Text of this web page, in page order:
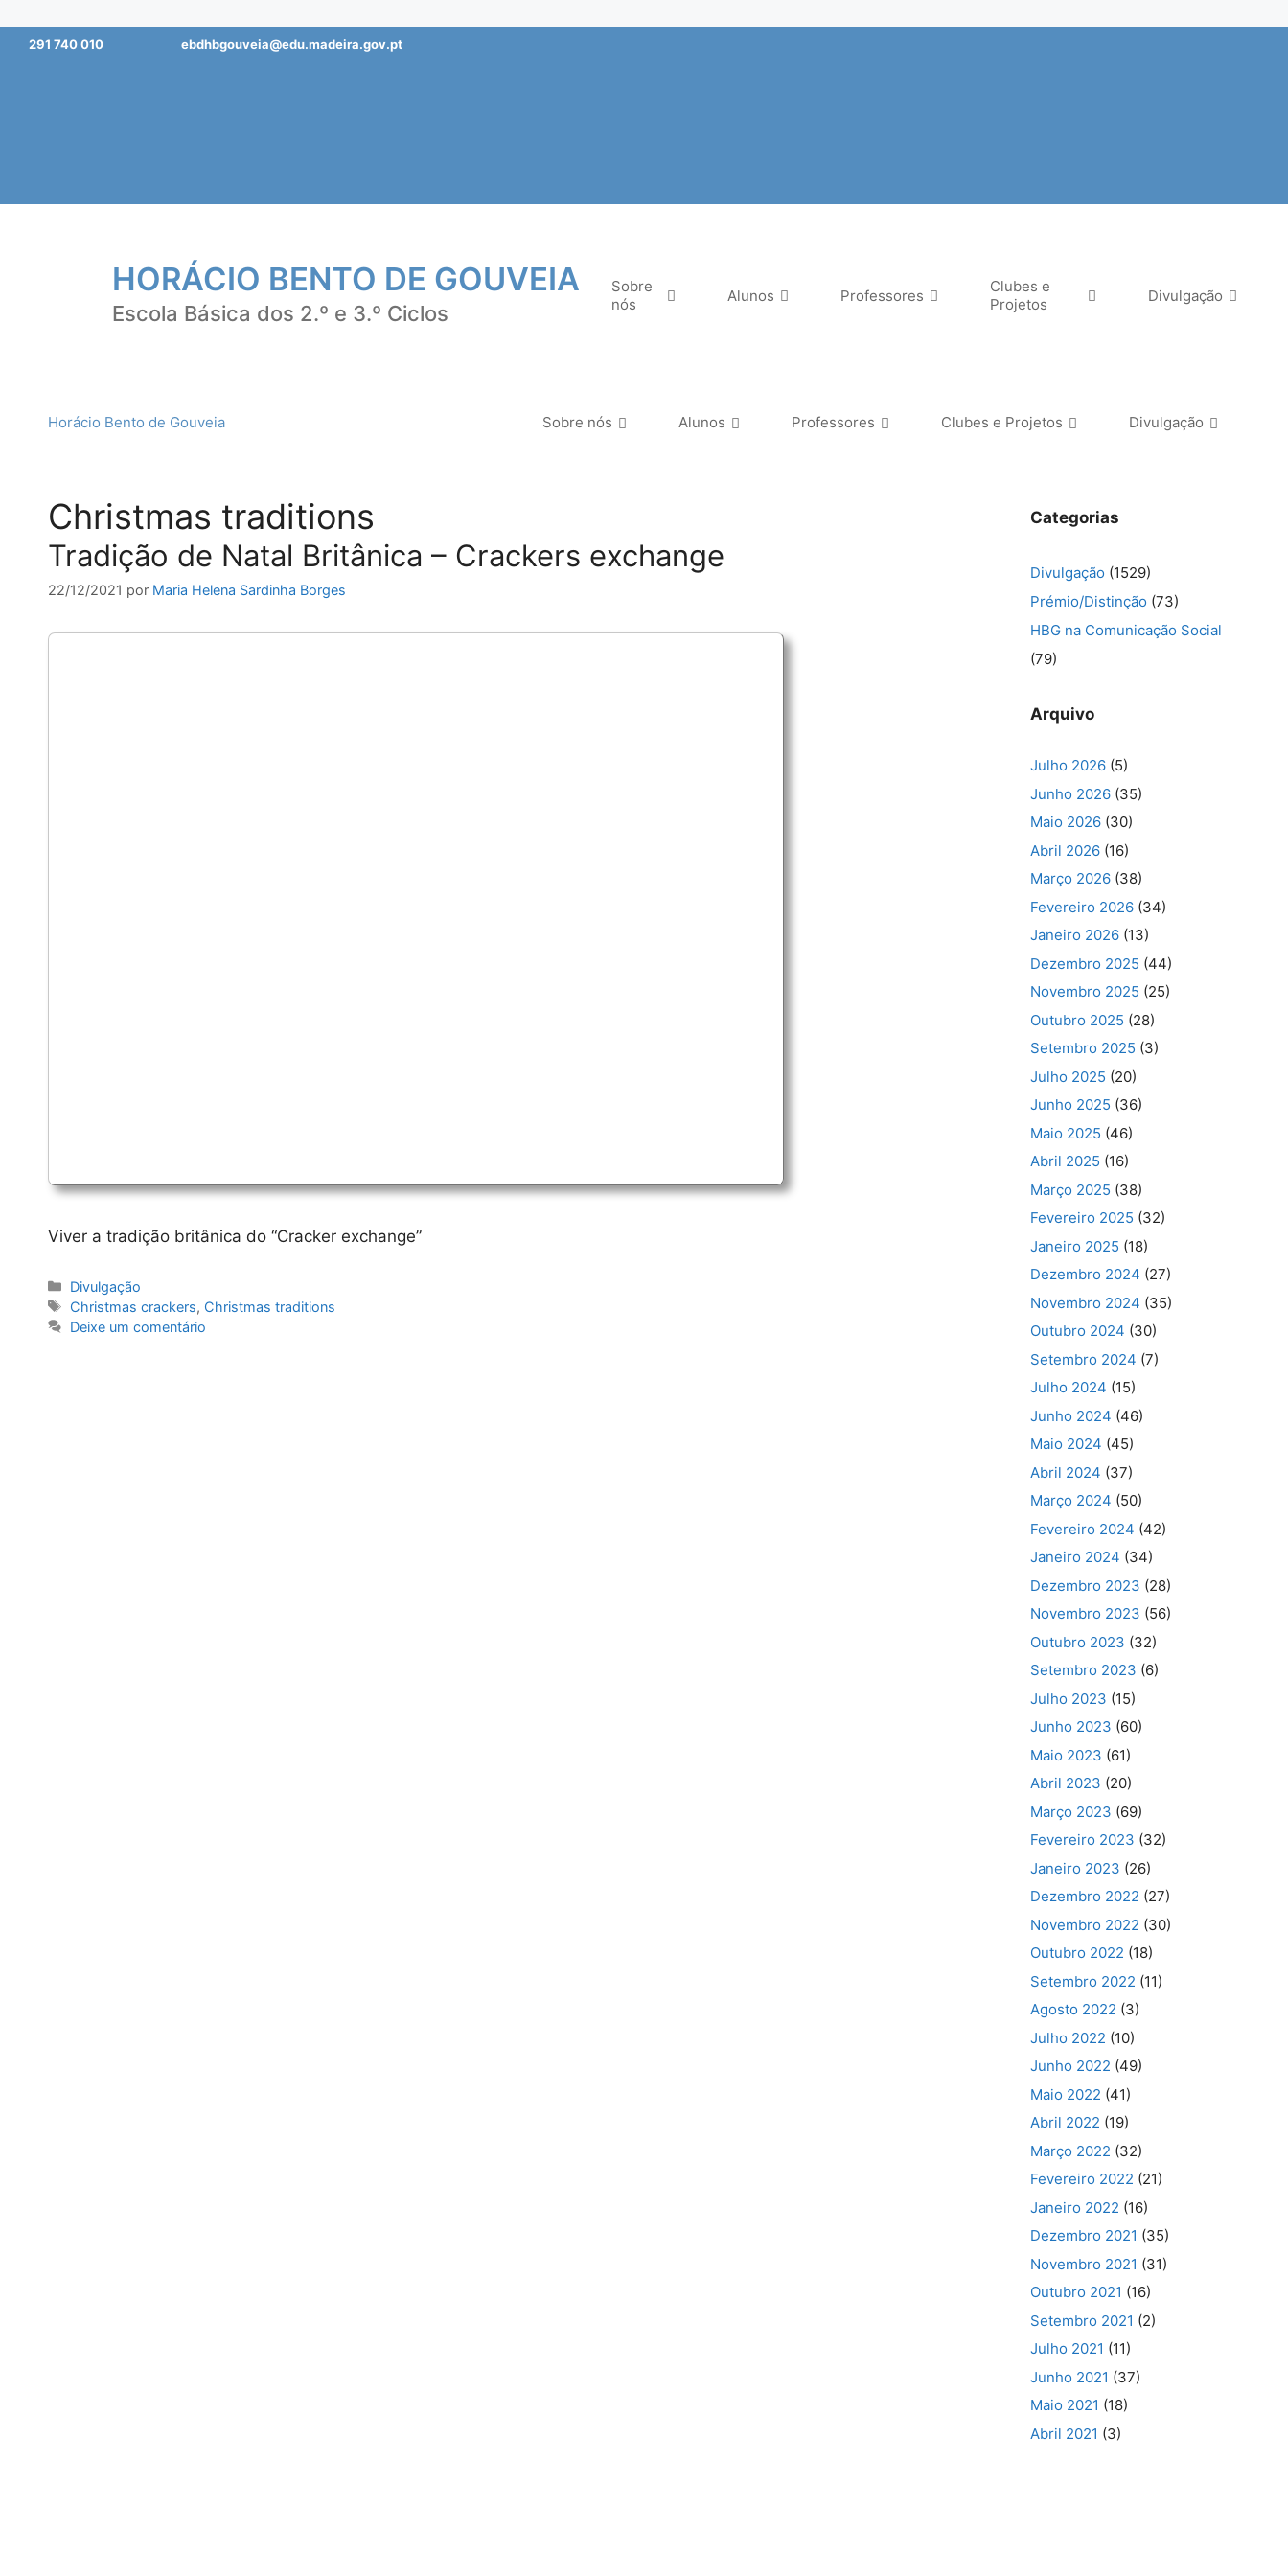
Saltar291 740 010 ebdhbgouveia@edu.madeira.gov.pt
HORÁCIO BENTO DE GOUVEIA
Escola Básica dos 2.º e 3.º Ciclos
Sobre
nós
Alunos Professores
Clubes e
Projetos
Divulgação
Horácio Bento de Gouveia Sobre nós Alunos Professores Clubes e Projetos Divulgação
Christmas traditions
Tradição de Natal Britânica – Crackers exchange
22/12/2021 por Maria Helena Sardinha Borges
Viver a tradição britânica do “Cracker exchange”
Categorias
Divulgação
Etiquetas
Christmas crackers, Christmas traditions
Deixe um comentário
Categorias
Divulgação (1529)
Prémio/Distinção (73)
HBG na Comunicação Social
(79)
Arquivo
Julho 2026 (5)
Junho 2026 (35)
Maio 2026 (30)
Abril 2026 (16)
Março 2026 (38)
Fevereiro 2026 (34)
Janeiro 2026 (13)
Dezembro 2025 (44)
Novembro 2025 (25)
Outubro 2025 (28)
Setembro 2025 (3)
Julho 2025 (20)
Junho 2025 (36)
Maio 2025 (46)
Abril 2025 (16)
Março 2025 (38)
Fevereiro 2025 (32)
Janeiro 2025 (18)
Dezembro 2024 (27)
Novembro 2024 (35)
Outubro 2024 (30)
Setembro 2024 (7)
Julho 2024 (15)
Junho 2024 (46)
Maio 2024 (45)
Abril 2024 (37)
Março 2024 (50)
Fevereiro 2024 (42)
Janeiro 2024 (34)
Dezembro 2023 (28)
Novembro 2023 (56)
Outubro 2023 (32)
Setembro 2023 (6)
Julho 2023 (15)
Junho 2023 (60)
Maio 2023 (61)
Abril 2023 (20)
Março 2023 (69)
Fevereiro 2023 (32)
Janeiro 2023 (26)
Dezembro 2022 (27)
Novembro 2022 (30)
Outubro 2022 (18)
Setembro 2022 (11)
Agosto 2022 (3)
Julho 2022 (10)
Junho 2022 (49)
Maio 2022 (41)
Abril 2022 (19)
Março 2022 (32)
Fevereiro 2022 (21)
Janeiro 2022 (16)
Dezembro 2021 (35)
Novembro 2021 (31)
Outubro 2021 (16)
Setembro 2021 (2)
Julho 2021 (11)
Junho 2021 (37)
Maio 2021 (18)
Abril 2021 (3)